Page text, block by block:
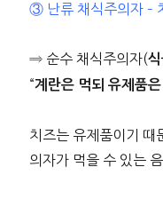
③ 난류 채식주의자 –
⇒ 순수 채식주의자(
“계란은 먹되 유제품은
치즈는 유제품이기 때
의자가 먹을 수 있는